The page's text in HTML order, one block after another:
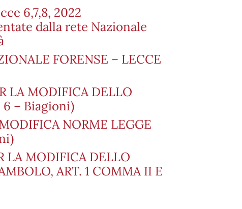
6,7,8, 2022
dalla rete Nazionale
FORENSE – LECCE
LA MODIFICA DELLO
6 – Biagioni)
NORME LEGGE
LA MODIFICA DELLO
ART. 1 COMMA II E